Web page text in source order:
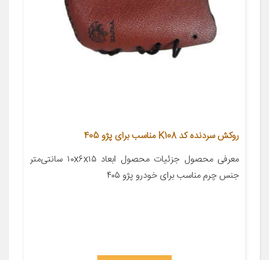
روکش سردنده کد K108 مناسب برای پژو 405
معرفی محصول جزئیات محصول ابعاد ۱۰x۶x۱۵ سانتی‌متر
جنس چرم مناسب برای خودرو پژو ۴۰۵